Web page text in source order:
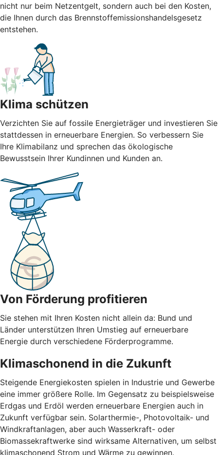
nicht nur beim Netzentgelt, sondern auch bei den Kosten,
die Ihnen durch das Brennstoffemissionshandelsgesetz
entstehen.
Klima schützen
Verzichten Sie auf fossile Energieträger und investieren Sie
stattdessen in erneuerbare Energien. So verbessern Sie
Ihre Klimabilanz und sprechen das ökologische
Bewusstsein Ihrer Kundinnen und Kunden an.
Von Förderung profitieren
Sie stehen mit Ihren Kosten nicht allein da: Bund und
Länder unterstützen Ihren Umstieg auf erneuerbare
Energie durch verschiedene Förderprogramme.
Klimaschonend in die Zukunft
Steigende Energiekosten spielen in Industrie und Gewerbe
eine immer größere Rolle. Im Gegensatz zu beispielsweise
Erdgas und Erdöl werden erneuerbare Energien auch in
Zukunft verfügbar sein. Solarthermie-, Photovoltaik- und
Windkraftanlagen, aber auch Wasserkraft- oder
Biomassekraftwerke sind wirksame Alternativen, um selbst
klimaschonend Strom und Wärme zu gewinnen.